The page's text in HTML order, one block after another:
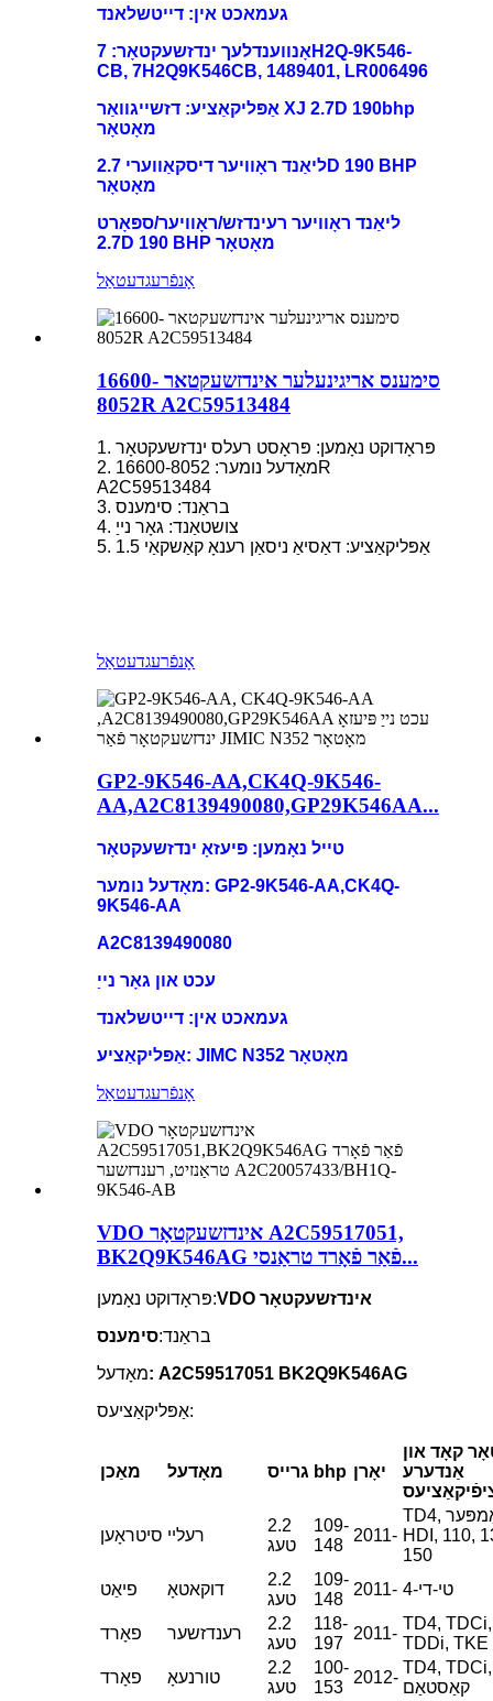
געמאכט אין: דייטשלאנד
אָנווענדלעך ינדזשעקטאָר: 7H2Q-9K546-
CB, 7H2Q9K546CB, 1489401, LR006496
אַפּליקאַציע: דזשייגוואַר XJ 2.7D 190bhp
מאָטאָר
ליאַנד ראָוויער דיסקאַווערי 2.7D 190 BHP
מאָטאָר
ליאַנד ראָוויער רעינדזש/ראָוויער/ספּאָרט
2.7D 190 BHP מאָטאָר
אָנפֿרעגדעטאַל
סימענס אריגינעלער אינדזשעקטאר 16600-
8052R A2C59513484
1. פּראָדוקט נאָמען: פּראָסט רעלס ינדזשעקטאָר
2. מאָדעל נומער: 16600-8052R
A2C59513484
3. בראַנד: סימענס
4. צושטאַנד: גאָר נייַ
5. אַפּליקאַציע: דאַסיאַ ניסאַן רענאָ קאַשקאַי 1.5
אָנפֿרעגדעטאַל
GP2-9K546-AA,CK4Q-9K546-
AA,A2C8139490080,GP29K546AA...
טייל נאָמען: פּיעזאָ ינדזשעקטאָר
מאָדעל נומער: GP2-9K546-AA,CK4Q-
9K546-AA
A2C8139490080
עכט און גאָר נייַ
געמאכט אין: דייטשלאנד
אַפּליקאַציע: JIMC N352 מאָטאָר
אָנפֿרעגדעטאַל
VDO אינדזשעקטאָר A2C59517051,
BK2Q9K546AG פֿאַר פֿאָרד טראַנסי...
פּראָדוקט נאָמען:
VDO אינדזשעקטאָר
בראַנד:סימענס
מאָדעל: A2C59517051 BK2Q9K546AG
אַפּליקאַציעס:
מאַכן מאָדעל גרייס bhp יאָרן
קאָד און
אַנדערע
סיטראָען רעליי
2.2
טעג
109-
148
2011-
TD4, דזשאַמפּער,
HDI, 110,
150
פיאַט
דוקאטאָ
2.2
טעג
109-
148
2011- טי-די-4
פאָרד רענדזשער
2.2
טעג
118-
197
2011-
TD4, TDCi,
TDDi, TKE
פאָרד
טורנעאָ
2.2
טעג
100-
153
2012-
TD4, TDCi,
קאַסטאַם